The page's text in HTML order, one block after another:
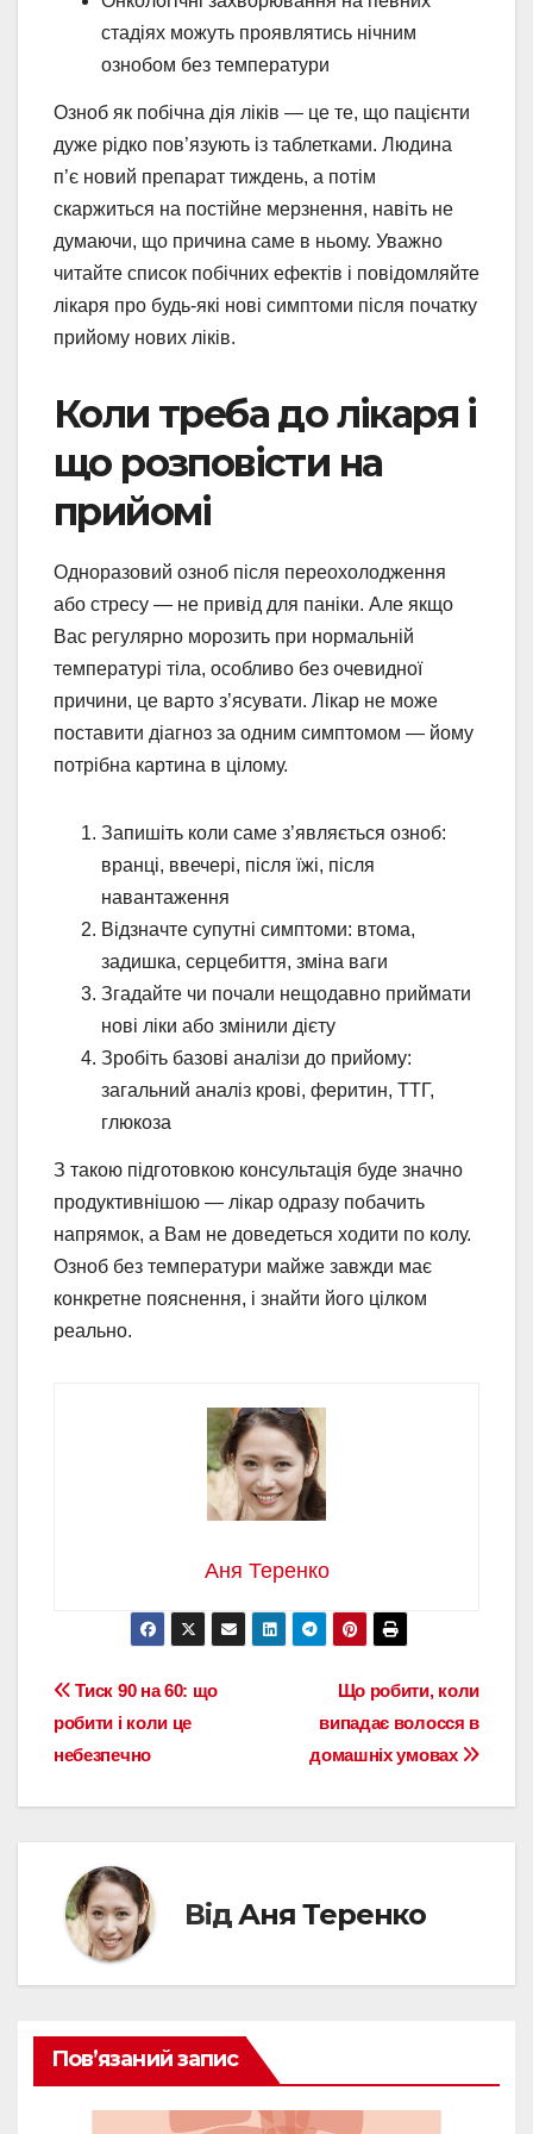
стадіях можуть проявлятись нічним
ознобом без температури
Озноб як побічна дія ліків — це те, що пацієнти
дуже рідко пов’язують із таблетками. Людина
п’є новий препарат тиждень, а потім
скаржиться на постійне мерзнення, навіть не
думаючи, що причина саме в ньому. Уважно
читайте список побічних ефектів і повідомляйте
лікаря про будь-які нові симптоми після початку
прийому нових ліків.
Коли треба до лікаря і
що розповісти на
прийомі
Одноразовий озноб після переохолодження
або стресу — не привід для паніки. Але якщо
Вас регулярно морозить при нормальній
температурі тіла, особливо без очевидної
причини, це варто з’ясувати. Лікар не може
поставити діагноз за одним симптомом — йому
потрібна картина в цілому.
Запишіть коли саме з’являється озноб:
вранці, ввечері, після їжі, після
навантаження
Відзначте супутні симптоми: втома,
задишка, серцебиття, зміна ваги
Згадайте чи почали нещодавно приймати
нові ліки або змінили дієту
Зробіть базові аналізи до прийому:
загальний аналіз крові, феритин, ТТГ,
глюкоза
З такою підготовкою консультація буде значно
продуктивнішою — лікар одразу побачить
напрямок, а Вам не доведеться ходити по колу.
Озноб без температури майже завжди має
конкретне пояснення, і знайти його цілком
реально.
Аня Теренко
Навігація
записів
Що робити, коли
випадає волосся в
домашніх умовах
Тиск 90 на 60: що
робити і коли це
небезпечно
ВідАня Теренко
Пов’язаний запис